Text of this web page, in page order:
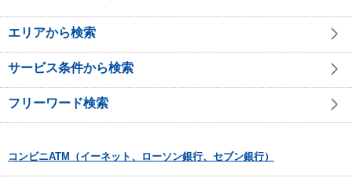
エリアから検索
サービス条件から検索
フリーワード検索
コンビニATM（イーネット、ローソン銀行、セブン銀行）